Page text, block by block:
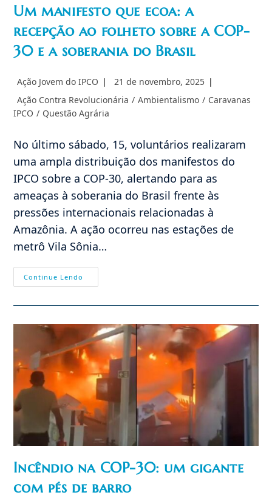
Um manifesto que ecoa: a
recepção ao folheto sobre a COP-
30 e a soberania do Brasil
Autor
post:
Ação Jovem do IPCO
Post
21 de novembro, 2025
Categoria
do
Ação Contra Revolucionária / Ambientalismo / Caravanas
IPCO / Questão Agrária
No último sábado, 15, voluntários realizaram
uma ampla distribuição dos manifestos do
IPCO sobre a COP-30, alertando para as
ameaças à soberania do Brasil frente às
pressões internacionais relacionadas à
Amazônia. A ação ocorreu nas estações de
metrô Vila Sônia…
Continue Lendo
Manifesto
Ao
Folheto
Sobre
A
COP-
30
E
Soberania
Do
Brasil
Incêndio na COP-30: um gigante
com pés de barro